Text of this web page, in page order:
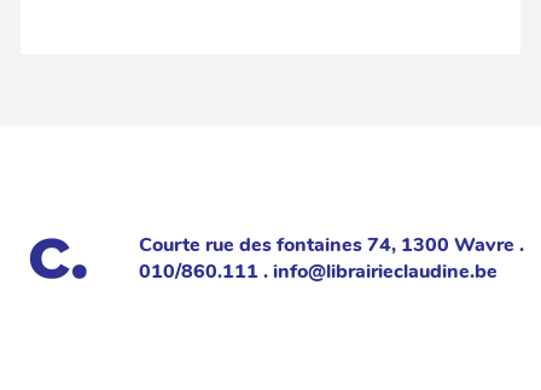
Courte rue des fontaines 74, 1300 Wavre .
010/860.111 . info@librairieclaudine.be